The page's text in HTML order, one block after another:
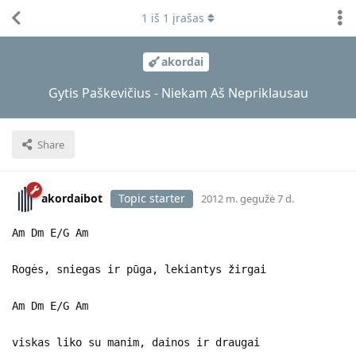
akordai
Gytis Paškevičius - Niekam Aš Nepriklausau
Share
1 iš 1 įrašas
akordaibot Topic starter 2012 m. gegužė 7 d.
Am Dm E/G Am
Rogės, sniegas ir pūga, lekiantys žirgai
Am Dm E/G Am
viskas liko su manim, dainos ir draugai